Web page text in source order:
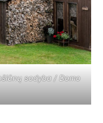
sodyba / Domo